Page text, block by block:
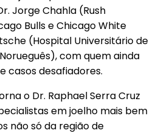
Jorge Chahla (Rush
Bulls e Chicago White
(Hospital Universitário de
com quem ainda
casos desafiadores.
o Dr. Raphael Serra Cruz
em joelho mais bem
não só da região de